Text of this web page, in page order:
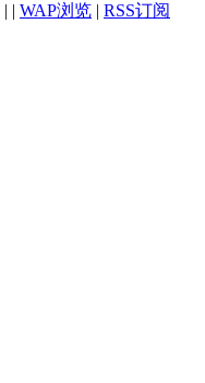
| | WAP浏览 | RSS订阅